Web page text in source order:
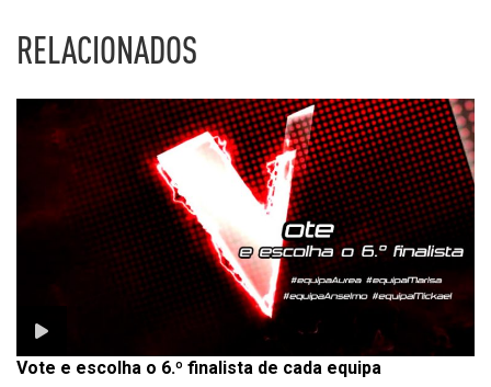
RELACIONADOS
Vote e escolha o 6.º finalista de cada equipa